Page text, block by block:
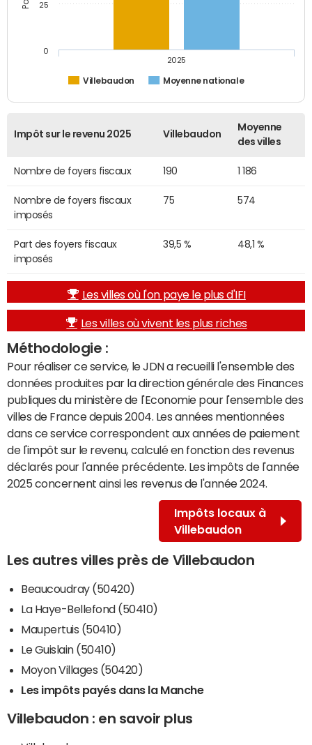
Villebaudon Moyenne nationale
2025
0
25
Impôt sur le revenu 2025 Villebaudon
Moyenne
des villes
Nombre de foyers fiscaux 190 1 186
Nombre de foyers fiscaux
imposés
75 574
Part des foyers fiscaux
imposés
39,5 % 48,1 %
Les villes où l'on paye le plus d'IFI
Les villes où vivent les plus riches
Méthodologie :
Pour réaliser ce service, le JDN a recueilli l'ensemble des
données produites par la direction générale des Finances
publiques du ministère de l'Economie pour l'ensemble des
villes de France depuis 2004. Les années mentionnées
dans ce service correspondent aux années de paiement
de l'impôt sur le revenu, calculé en fonction des revenus
déclarés pour l'année précédente. Les impôts de l'année
2025 concernent ainsi les revenus de l'année 2024.
Impôts locaux à
Villebaudon
Les autres villes près de Villebaudon
Beaucoudray (50420)
La Haye-Bellefond (50410)
Maupertuis (50410)
Le Guislain (50410)
Moyon Villages (50420)
Les impôts payés dans la Manche
Villebaudon : en savoir plus